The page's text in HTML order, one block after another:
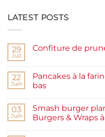
LATEST POSTS
29
Juil
Confiture de
Confiture
de
prunes
et
rapide
22
Juin
Pancakes à la
bas
sur
Pancakes
à
03
Juin
Smash burger
Burgers & Wraps